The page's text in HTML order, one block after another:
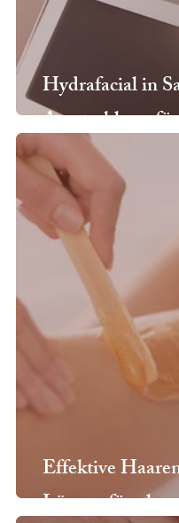
Hydrafacial in
Ausstrahlung
Effektive
Lösung für